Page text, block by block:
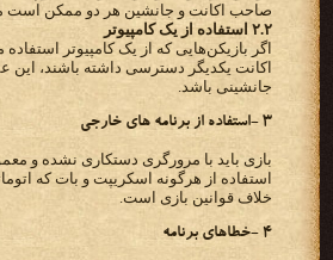
صاحب اکانت و جانشین هر دو ممکن است
۲.۲ استفاده از یک کامپیوتر
اگر بازیکن‌هایی که از یک کامپیوتر استفاده
اکانت یکدیگر دسترسی داشته باشند، این
جانشینی باشد.
۳ -استفاده از برنامه های خارجی
بازی باید با مرورگری دستکاری نشده و
استفاده از هرگونه اسکریپت و بات که
خلاف قوانین بازی است.
۴ -خطاهای برنامه